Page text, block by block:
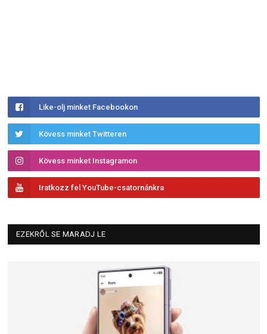
Like-olj minket Facebookon
Kövess minket Twitteren
Kövess minket Instagramon
Iratkozz fel YouTube-csatornánkra
EZEKRŐL SE MARADJ LE